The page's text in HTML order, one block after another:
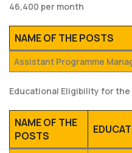
46,400 per month
NAME OF THE POSTS
Assistant Programme
Educational Eligibility for
NAME OF THE
POSTS